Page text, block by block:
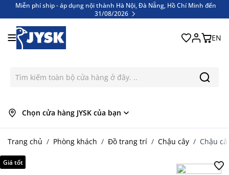
Miễn phí ship - áp dụng nội thành Hà Nội, Đà Nẵng, Hồ Chí Minh đến
31/08/2026
EN
Chọn cửa hàng JYSK của bạn
Trang chủ / Phòng khách / Đồ trang trí / Chậu cây / Chậu
Giá tốt